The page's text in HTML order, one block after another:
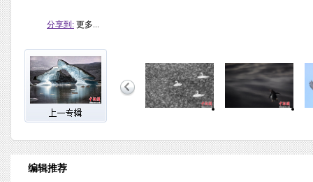
分享到: 更多...
编辑推荐